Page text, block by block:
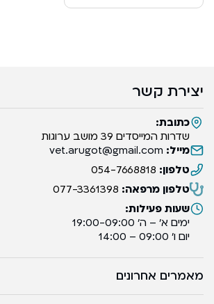
יצירת קשר
כתובת:
שדרות המייסדים 39 מושב ערוגות
מייל: vet.arugot@gmail.com
טלפון: 054-7668818
טלפון מרפאה: 077-3361398
שעות פעילות:
ימים א’ – ה’ 19:00-09:00
יום ו’ 09:00 – 14:00
מאמרים אחרונים